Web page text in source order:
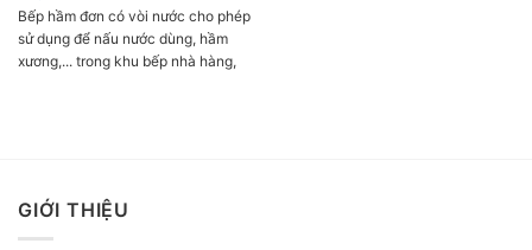
Bếp hầm đơn có vòi nước cho phép
sử dụng để nấu nước dùng, hầm
xương,... trong khu bếp nhà hàng,
GIỚI THIỆU